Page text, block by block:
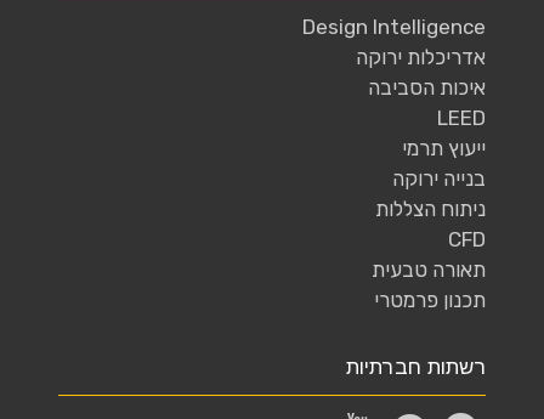
Design Intelligence
אדריכלות ירוקה
איכות הסביבה
LEED
ייעוץ תרמי
בנייה ירוקה
ניתוח הצללות
CFD
תאורה טבעית
תכנון פרמטרי
רשתות חברתיות